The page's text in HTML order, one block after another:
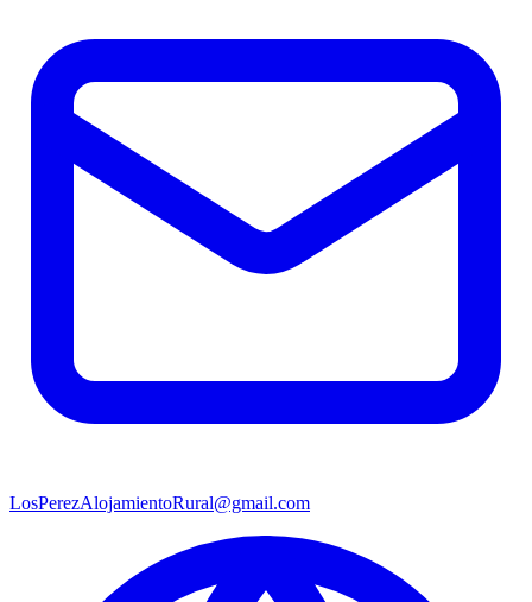
LosPerezAlojamientoRural@gmail.com